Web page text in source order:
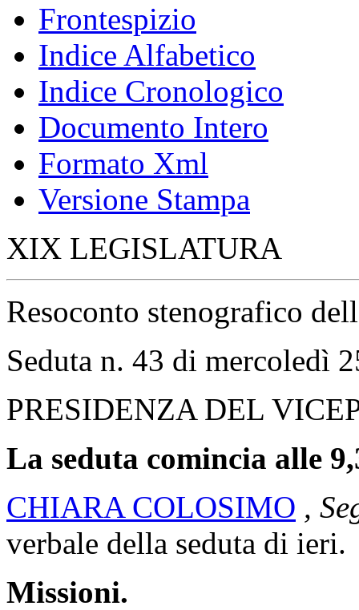
Frontespizio
Indice Alfabetico
Indice Cronologico
Documento Intero
Formato Xml
Versione Stampa
XIX LEGISLATURA
Resoconto stenografico
Seduta n. 43 di mercoledì
PRESIDENZA DEL
La seduta comincia alle
CHIARA COLOSIMO ,
verbale della seduta di ieri.
Missioni.